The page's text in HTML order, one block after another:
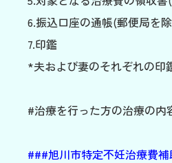
6.振込口座の通帳(郵便局を
7.印鑑
*夫および妻のそれぞれの
#治療を行った方の治療の内
###旭川市特定不妊治療費